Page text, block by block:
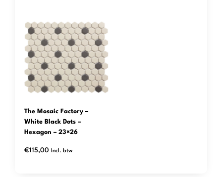
The Mosaic Factory –
White Black Dots –
Hexagon – 23×26
€115,00 Incl. btw